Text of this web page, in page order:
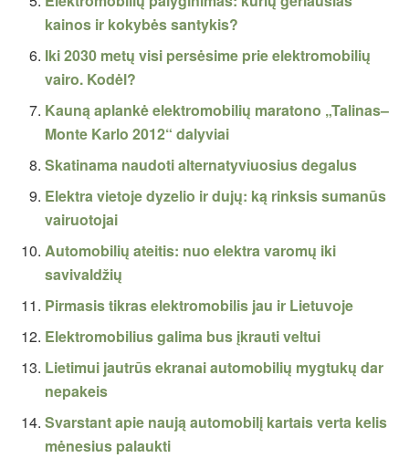
kainos ir kokybės santykis?
Iki 2030 metų visi persėsime prie elektromobilių
vairo. Kodėl?
Kauną aplankė elektromobilių maratono „Talinas–
Monte Karlo 2012“ dalyviai
Skatinama naudoti alternatyviuosius degalus
Elektra vietoje dyzelio ir dujų: ką rinksis sumanūs
vairuotojai
Automobilių ateitis: nuo elektra varomų iki
savivaldžių
Pirmasis tikras elektromobilis jau ir Lietuvoje
Elektromobilius galima bus įkrauti veltui
Lietimui jautrūs ekranai automobilių mygtukų dar
nepakeis
Svarstant apie naują automobilį kartais verta kelis
mėnesius palaukti